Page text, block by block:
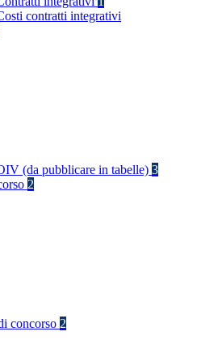
contratti integrativi
(da pubblicare in tabelle) 3
2
concorso 2